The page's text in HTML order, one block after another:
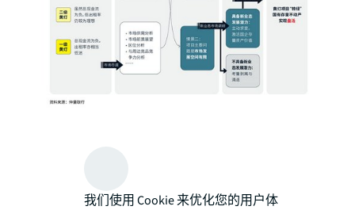
我们使用 Cookie 来优化您的用户体